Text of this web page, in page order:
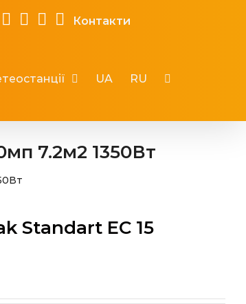
Контакти
UA RU
7.2м2 1350Вт
Standart EС 15